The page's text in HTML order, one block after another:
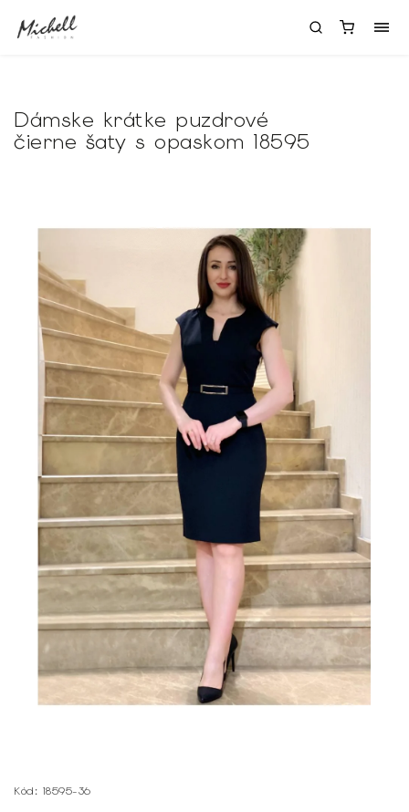
Dámske krátke puzdrové
čierne šaty s opaskom 18595
Kód: 18595-36